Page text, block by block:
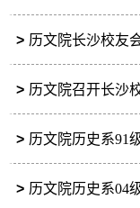
> 历文院长沙校友
> 历文院召开长沙
>
>